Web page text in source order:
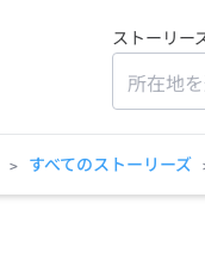
ストーリー
所在地
> すべてのストーリーズ